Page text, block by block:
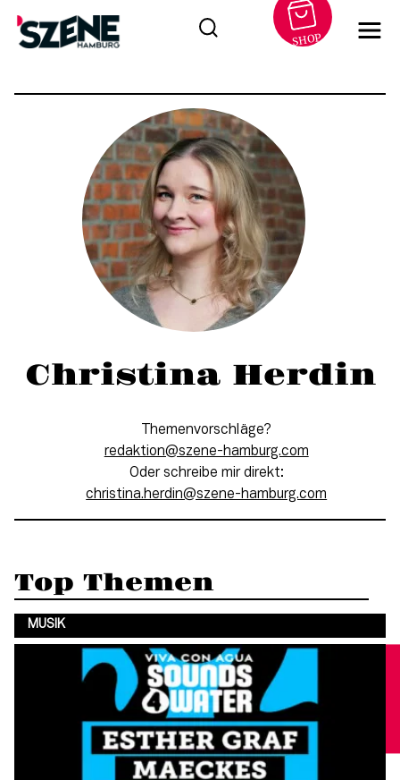
Inhalt
SHOP
Christina Herdin
Themenvorschläge?
moc.grubmah-enezs@noitkader
Oder schreibe mir direkt:
moc.grubmah-enezs@nidreh.anitsirhc
Top Themen
MUSIK